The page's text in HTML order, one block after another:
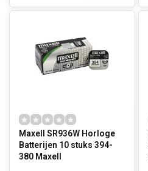
Maxell SR936W Horloge
Batterijen 10 stuks 394-
380 Maxell